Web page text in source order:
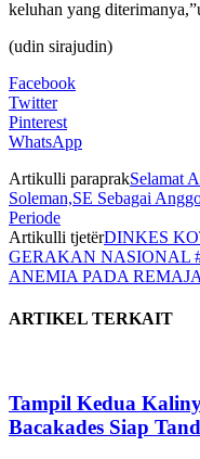
keluhan yang
(udin sirajudin)
Facebook
Twitter
Pinterest
WhatsApp
Artikulli paraprakSelamat
Soleman,SE Sebagai
Periode
Artikulli tjetërDINKES
GERAKAN NASIONAL
ANEMIA PADA REMAJA
ARTIKEL TERKAIT
Tampil Kedua
Bacakades Siap